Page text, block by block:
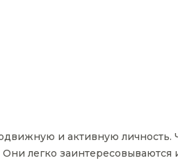
и активную
Они легко